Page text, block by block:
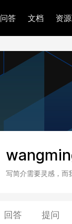
问答 文档 资
写简介需要灵感，而
回答 提问